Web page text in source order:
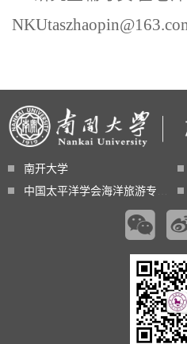
南开大学
中国太平洋学会海洋旅游专业委员会